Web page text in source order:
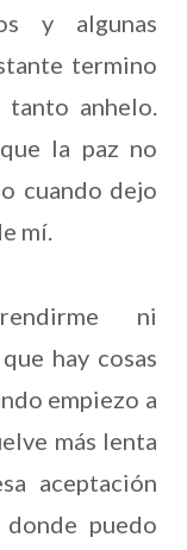
y algunas
termino
tanto anhelo.
la paz no
cuando dejo
mí.
ni
hay cosas
empiezo a
más lenta
aceptación
puedo